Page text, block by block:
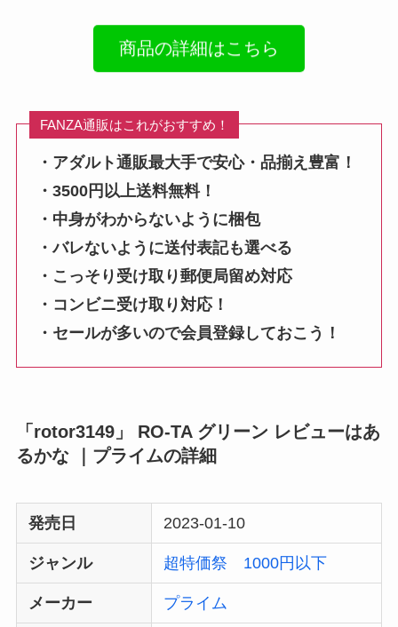
商品の詳細はこちら
FANZA通販はこれがおすすめ！
・アダルト通販最大手で安心・品揃え豊富！
・3500円以上送料無料！
・中身がわからないように梱包
・バレないように送付表記も選べる
・こっそり受け取り郵便局留め対応
・コンビニ受け取り対応！
・セールが多いので会員登録しておこう！
「rotor3149」 RO-TA グリーン レビューはあ
るかな ｜プライムの詳細
発売日 2023-01-10
ジャンル 超特価祭 1000円以下
メーカー プライム